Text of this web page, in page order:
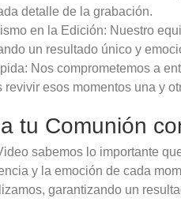
detalle de la grabación.
en la Edición: Nuestro
un resultado único y
Nos comprometemos a
revivir esos momentos una y
tu Comunión
sabemos lo importante
y la emoción de cada
garantizando un